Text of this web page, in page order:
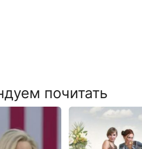
почитать